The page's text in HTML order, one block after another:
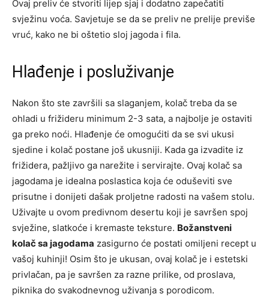
Ovaj preliv će stvoriti lijep sjaj i dodatno zapečatiti
svježinu voća. Savjetuje se da se preliv ne prelije previše
vruć, kako ne bi oštetio sloj jagoda i fila.
Hlađenje i posluživanje
Nakon što ste završili sa slaganjem, kolač treba da se
ohladi u frižideru minimum 2-3 sata, a najbolje je ostaviti
ga preko noći. Hlađenje će omogućiti da se svi ukusi
sjedine i kolač postane još ukusniji. Kada ga izvadite iz
frižidera, pažljivo ga narežite i servirajte. Ovaj kolač sa
jagodama je idealna poslastica koja će oduševiti sve
prisutne i donijeti dašak proljetne radosti na vašem stolu.
Uživajte u ovom predivnom desertu koji je savršen spoj
svježine, slatkoće i kremaste teksture. Božanstveni
kolač sa jagodama zasigurno će postati omiljeni recept u
vašoj kuhinji! Osim što je ukusan, ovaj kolač je i estetski
privlačan, pa je savršen za razne prilike, od proslava,
piknika do svakodnevnog uživanja s porodicom.